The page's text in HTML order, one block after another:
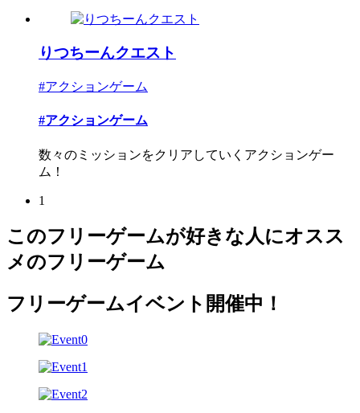
りつちーんクエスト
#アクションゲーム
#アクションゲーム
数々のミッションをクリアしていくアクションゲー
ム！
1
このフリーゲームが好きな人にオスス
メのフリーゲーム
フリーゲームイベント開催中！